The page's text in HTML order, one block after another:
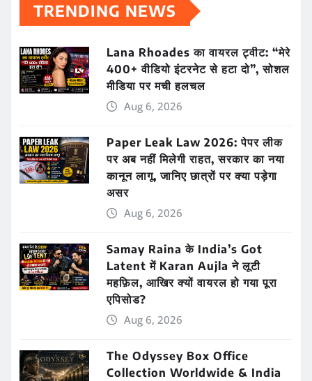
TRENDING NEWS
Lana Rhoades का वायरल ट्वीट: “मेरे
400+ वीडियो इंटरनेट से हटा दो”, सोशल
मीडिया पर मची हलचल
Aug 6, 2026
Paper Leak Law 2026: पेपर लीक
पर अब नहीं मिलेगी राहत, सरकार का नया
कानून लागू, जानिए छात्रों पर क्या पड़ेगा
असर
Aug 6, 2026
Samay Raina के India’s Got
Latent में Karan Aujla ने लूटी
महफ़िल, आखिर क्यों वायरल हो गया पूरा
एपिसोड?
Aug 6, 2026
The Odyssey Box Office
Collection Worldwide & India